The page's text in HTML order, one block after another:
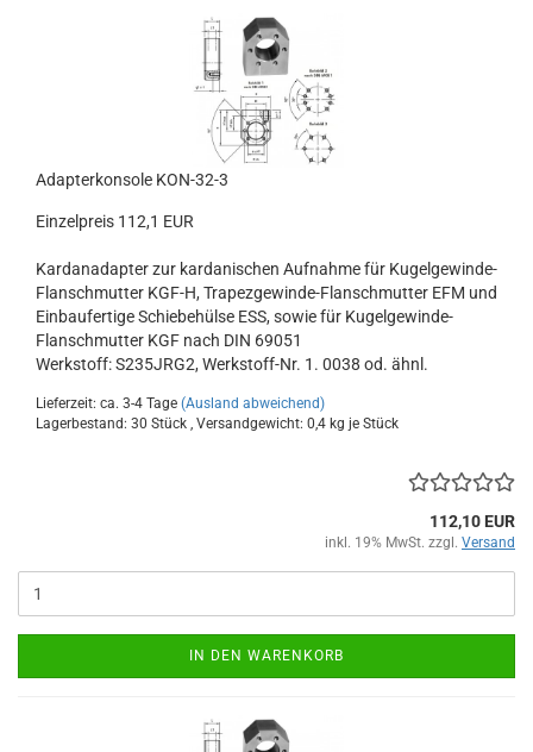
Adapterkonsole KON-32-3
Einzelpreis 112,1 EUR
Kardanadapter zur kardanischen Aufnahme für Kugelgewinde-
Flanschmutter KGF-H, Trapezgewinde-Flanschmutter EFM und
Einbaufertige Schiebehülse ESS, sowie für Kugelgewinde-
Flanschmutter KGF nach DIN 69051
Werkstoff: S235JRG2, Werkstoff-Nr. 1. 0038 od. ähnl.
Lieferzeit: ca. 3-4 Tage (Ausland abweichend)
Lagerbestand: 30 Stück , Versandgewicht: 0,4 kg je Stück
112,10 EUR
inkl. 19% MwSt. zzgl. Versand
IN DEN WARENKORB